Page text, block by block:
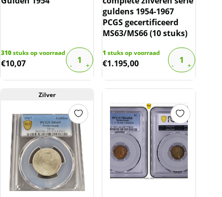
310stuks op voorraad
€10,07
guldens 1954-1967
PCGS gecertificeerd
MS63/MS66 (10 stuks)
1 stuks op voorraad
€1.195,00
Zilver